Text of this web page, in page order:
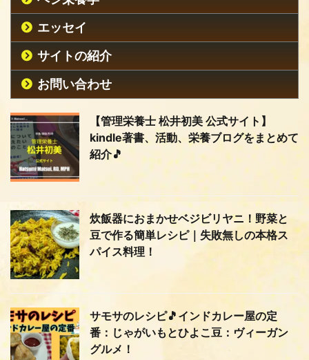
エッセイ
サイトの紹介
お問い合わせ
【管理栄養士 松井初美 公式サイト】
kindle著書、活動、栄養ブログをまとめて
紹介🎵
炊飯器におまかせベジビリヤニ！野菜と
豆で作る簡単レシピ｜失敗無しの本格ス
パイス料理！
サモサのレシピ🎵インドカレー屋の定
番：じゃがいもとひよこ豆：ヴィーガン
グルメ！